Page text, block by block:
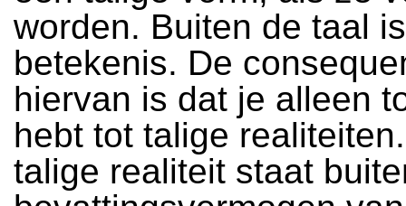
worden. Buiten de taal
betekenis. De
hiervan is dat je alleen
hebt tot talige
talige realiteit staat